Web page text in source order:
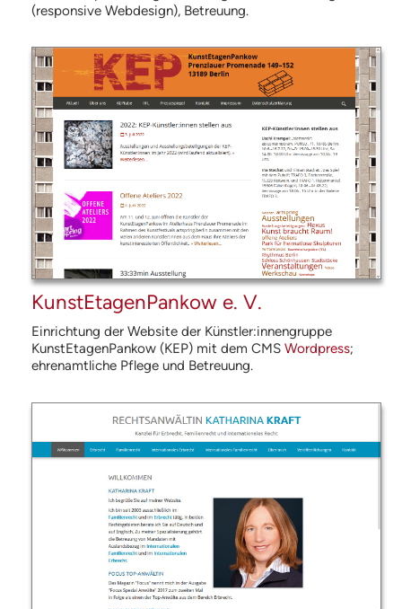
(responsive Webdesign), Betreuung.
KunstEtagenPankow e. V.
Einrichtung der Website der Künstler:innengruppe
KunstEtagenPankow (KEP) mit dem CMS Wordpress;
ehrenamtliche Pflege und Betreuung.